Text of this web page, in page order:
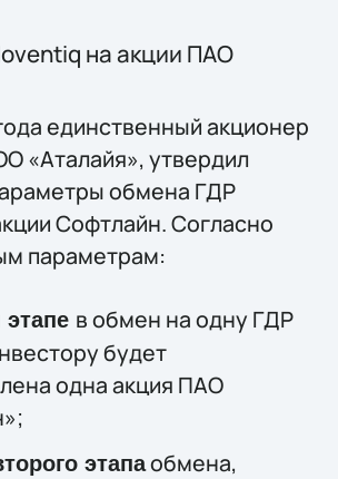
на акции ПАО
единственный акционер
«Аталайя», утвердил
обмена ГДР
Софтлайн. Согласно
параметрам:
в обмен на одну ГДР
будет
одна акция ПАО
этапаобмена,